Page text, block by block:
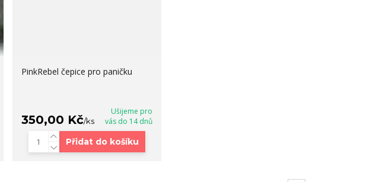
PinkRebel čepice pro paničku
350,00 Kč/ks
Ušijeme pro
vás do 14 dnů
Přidat do košíku